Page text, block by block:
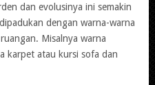
dan evolusinya ini semakin
dengan warna-warna
Misalnya warna
karpet atau kursi sofa dan